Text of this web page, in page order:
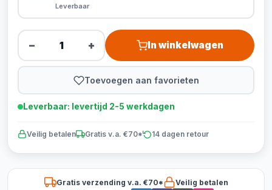
Leverbaar
− + In winkelwagen
Toevoegen aan favorieten
Leverbaar: levertijd 2-5 werkdagen
Veilig betalen Gratis v.a. €70* 14 dagen retour
Gratis verzending v.a. €70*
Veilig betalen